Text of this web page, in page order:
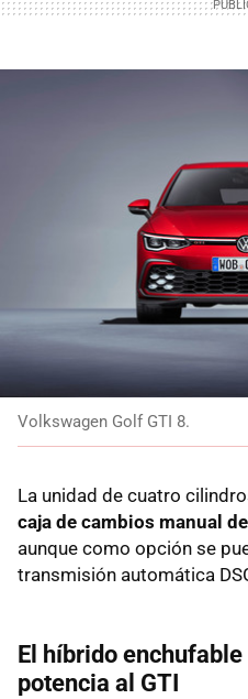
Volkswagen Golf GTI 8.
La unidad de cuatro
caja de cambios manual
aunque como opción se
transmisión automática
El híbrido
potencia al GTI